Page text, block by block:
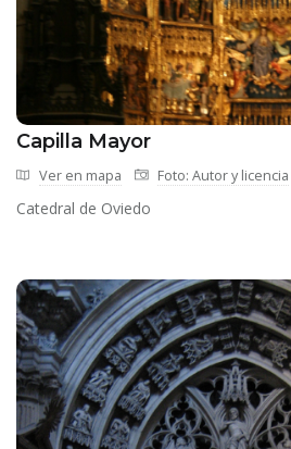
Capilla Mayor
Ver en mapa Foto: Autor y licencia
Catedral de Oviedo